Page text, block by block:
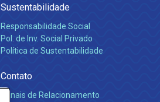
Sustentabilidade
Responsabilidade Social
Pol. de Inv. Social Privado
Política de Sustentabilidade
Contato
Canais de Relacionamento